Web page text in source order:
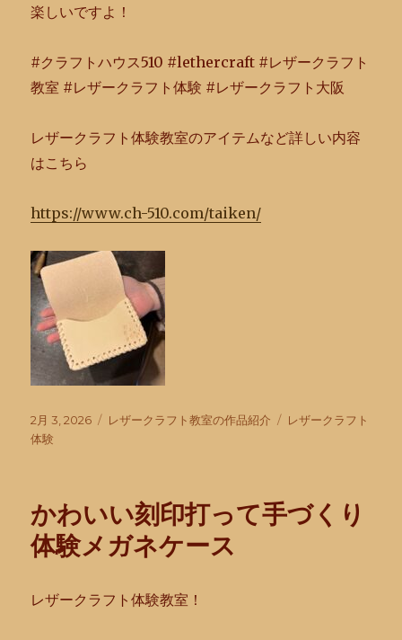
楽しいですよ！
#クラフトハウス510 #lethercraft #レザークラフト
教室 #レザークラフト体験 #レザークラフト大阪
レザークラフト体験教室のアイテムなど詳しい内容
はこちら
https://www.ch-510.com/taiken/
投
稿
2月 3, 2026
カ
レザークラフト教室の作品紹介
タ
レザークラフト
体験
かわいい刻印打って手づくり
体験メガネケース
レザークラフト体験教室！